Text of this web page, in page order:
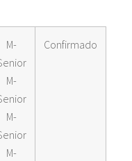
M-
M-
M-
M-
Confirmado